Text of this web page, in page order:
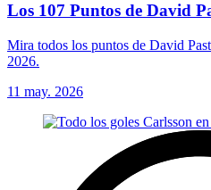
Los 107 Puntos de David
Mira todos los puntos de David
2026.
11 may. 2026